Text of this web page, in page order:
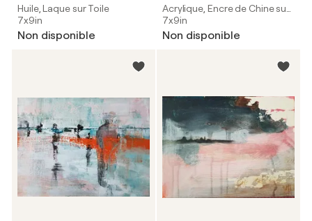
Huile, Laque sur Toile
7x9in
Non disponible
7x9in
Non disponible